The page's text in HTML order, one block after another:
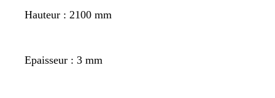
Hauteur : 2100 mm
Epaisseur : 3 mm